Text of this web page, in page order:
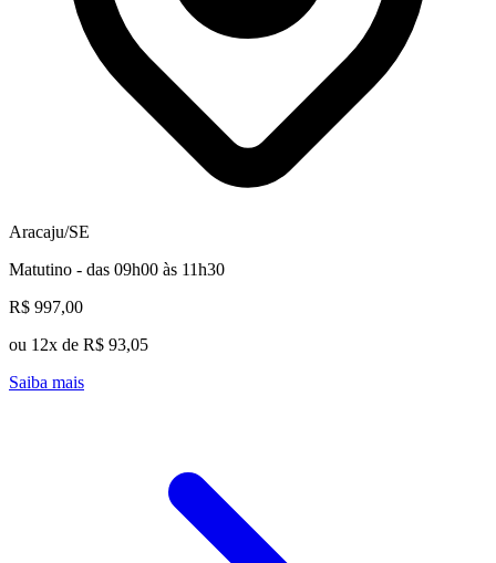
Aracaju/SE
Matutino - das 09h00 às 11h30
R$ 997,00
ou 12x de R$ 93,05
Saiba mais